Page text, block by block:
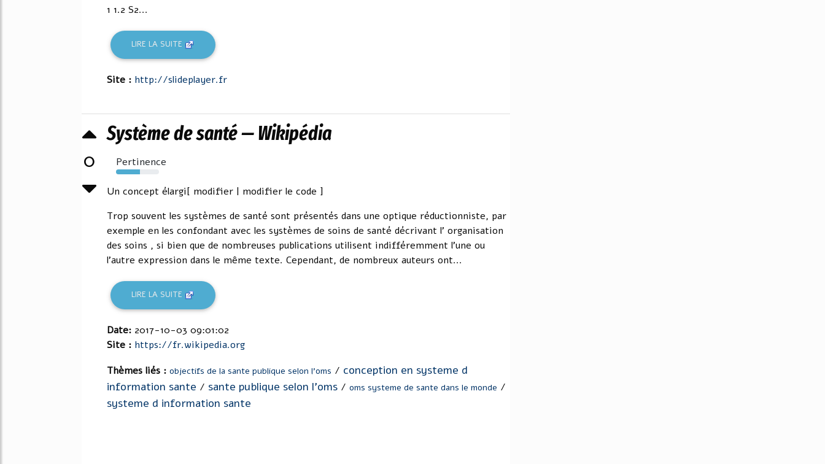
1 1.2 S2...
LIRE LA SUITE
Site : http://slideplayer.fr
0
Système de santé — Wikipédia
Pertinence
56%
Un concept élargi[ modifier | modifier le code ]
Trop souvent les systèmes de santé sont présentés dans une optique réductionniste, par
exemple en les confondant avec les systèmes de soins de santé décrivant l' organisation
des soins , si bien que de nombreuses publications utilisent indifféremment l'une ou
l'autre expression dans le même texte. Cependant, de nombreux auteurs ont...
LIRE LA SUITE
Date: 2017-10-03 09:01:02
Site : https://fr.wikipedia.org
Thèmes liés : objectifs de la sante publique selon l'oms / conception en systeme d
information sante / sante publique selon l'oms / oms systeme de sante dans le monde /
systeme d information sante